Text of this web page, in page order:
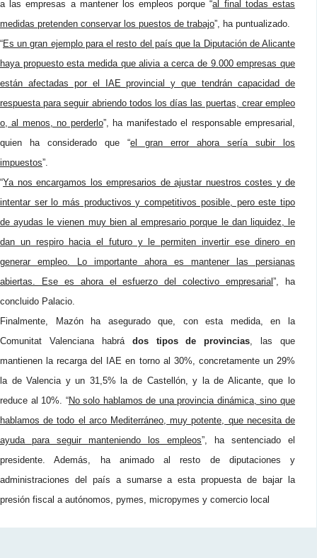
a las empresas a mantener los empleos porque “al final todas estas
medidas pretenden conservar los puestos de trabajo”, ha puntualizado.
“Es un gran ejemplo para el resto del país que la Diputación de Alicante
haya propuesto esta medida que alivia a cerca de 9.000 empresas que
están afectadas por el IAE provincial y que tendrán capacidad de
respuesta para seguir abriendo todos los días las puertas, crear empleo
o, al menos, no perderlo”, ha manifestado el responsable empresarial,
quien ha considerado que “el gran error ahora sería subir los
impuestos”.
“Ya nos encargamos los empresarios de ajustar nuestros costes y de
intentar ser lo más productivos y competitivos posible, pero este tipo
de ayudas le vienen muy bien al empresario porque le dan liquidez, le
dan un respiro hacia el futuro y le permiten invertir ese dinero en
generar empleo. Lo importante ahora es mantener las persianas
abiertas. Ese es ahora el esfuerzo del colectivo empresarial”, ha
concluido Palacio.
Finalmente, Mazón ha asegurado que, con esta medida, en la
Comunitat Valenciana habrá dos tipos de provincias, las que
mantienen la recarga del IAE en torno al 30%, concretamente un 29%
la de Valencia y un 31,5% la de Castellón, y la de Alicante, que lo
reduce al 10%. “No solo hablamos de una provincia dinámica, sino que
hablamos de todo el arco Mediterráneo, muy potente, que necesita de
ayuda para seguir manteniendo los empleos”, ha sentenciado el
presidente. Además, ha animado al resto de diputaciones y
administraciones del país a sumarse a esta propuesta de bajar la
presión fiscal a autónomos, pymes, micropymes y comercio local